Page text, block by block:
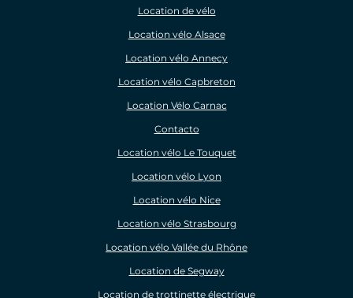
Location de vélo
Location vélo Alsace
Location vélo Annecy
Location vélo Capbreton
Location Vélo Carnac
Contacto
Location vélo Le Touquet
Location vélo Lyon
Location vélo Nice
Location vélo Strasbourg
Location vélo Vallée du Rhône
Location de Segway
Location de trottinette électrique